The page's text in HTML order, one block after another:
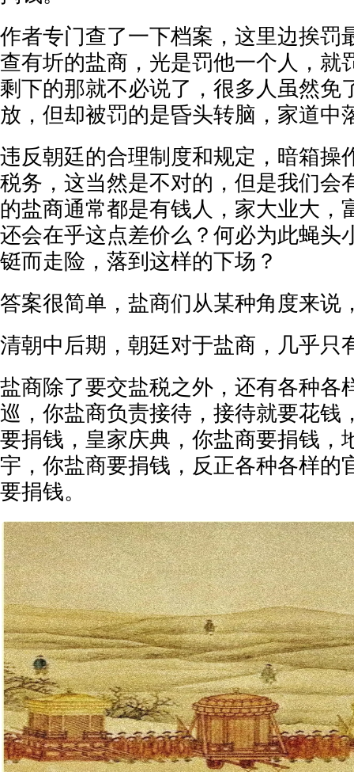
作者专门查了一下档案，这里边挨罚
查有圻的盐商，光是罚他一个人，就
剩下的那就不必说了，很多人虽然免
放，但却被罚的是昏头转脑，家道中
违反朝廷的合理制度和规定，暗箱操
税务，这当然是不对的，但是我们会
的盐商通常都是有钱人，家大业大，
还会在乎这点差价么？何必为此蝇头
铤而走险，落到这样的下场？
答案很简单，盐商们从某种角度来说
清朝中后期，朝廷对于盐商，几乎只
盐商除了要交盐税之外，还有各种各
巡，你盐商负责接待，接待就要花钱
要捐钱，皇家庆典，你盐商要捐钱，
宇，你盐商要捐钱，反正各种各样的
要捐钱。